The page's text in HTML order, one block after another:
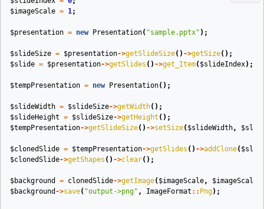
$imageScale = 1;
$presentation = new Presentation( "sample.pptx" );
$slideSize = $presentation->getSlideSize() ->getSize();
$slide = $presentation->getSlides () ->get_Item( $slideIndex);
$tempPresentation = new Presentation();
$slideWidth = $slideSize->getWidth();
$slideHeight = $slideSize->getHeight ();
$tempPresentation->getSlideSize() ->setSize( $slideWidth,
$clonedSlide = $tempPresentation->getSlides () ->addClone(
$clonedSlide->getShapes () ->clear();
$background = clonedSlide->getImage( $imageScale, $imageScale
$background ->save( "output->png" , ImageFormat :: Png);